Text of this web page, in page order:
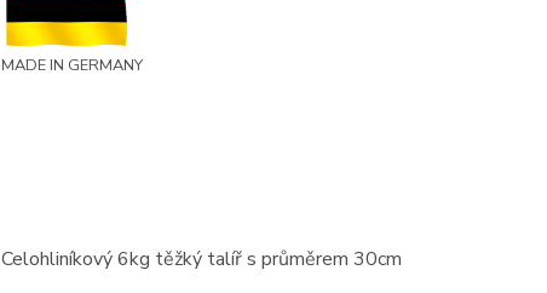
MADE IN GERMANY
Celohliníkový 6kg těžký talíř s průměrem 30cm